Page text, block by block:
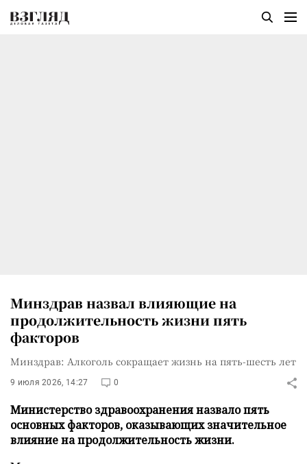
Минздрав назвал влияющие на
продолжительность жизни пять
факторов
Минздрав: Алкоголь сокращает жизнь на пять-шесть лет
9 июля 2026, 14:27 0
Министерство здравоохранения назвало пять
основных факторов, оказывающих значительное
влияние на продолжительность жизни.